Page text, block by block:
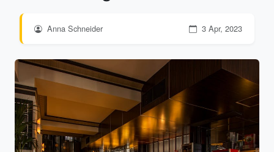
Anna Schneider 3 Apr, 2023